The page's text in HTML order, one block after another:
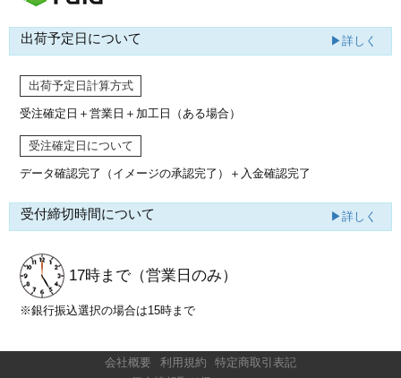
出荷予定日について ▶詳しく
出荷予定日計算方式
受注確定日＋営業日＋加工日（ある場合）
受注確定日について
データ確認完了（イメージの承認完了） ＋入金確認完了
受付締切時間について ▶詳しく
17時まで （営業日のみ）
※銀行振込選択の場合は15時まで
会社概要 利用規約
特定商取引表記